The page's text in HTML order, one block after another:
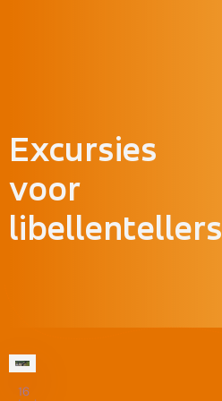
Excursies
voor
libellentellers
16